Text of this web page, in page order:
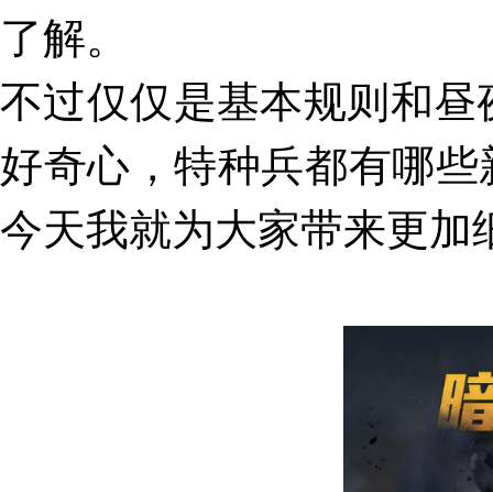
了解。
不过仅仅是基本规则和昼
好奇心，特种兵都有哪些
今天我就为大家带来更加